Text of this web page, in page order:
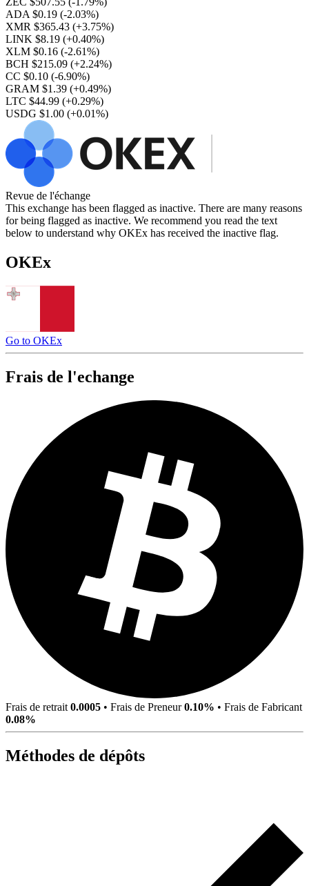
ADA $0.19 (-2.03%)
XMR $365.43 (+3.75%)
LINK $8.19 (+0.40%)
XLM $0.16 (-2.61%)
BCH $215.09 (+2.24%)
CC $0.10 (-6.90%)
GRAM $1.39 (+0.49%)
LTC $44.99 (+0.29%)
USDG $1.00 (+0.01%)
Revue de l'échange
This exchange has been flagged as inactive. There are many reasons
for being flagged as inactive. We recommend you read the text
below to understand why OKEx has received the inactive flag.
OKEx
Go to OKEx
Frais de l'echange
Frais de retrait 0.0005 • Frais de Preneur0.10% • Frais de Fabricant
0.08%
Méthodes de dépôts